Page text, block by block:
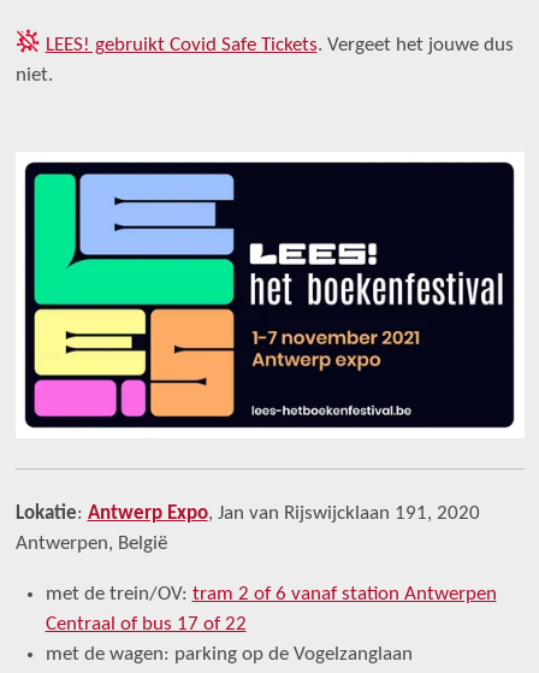
󱣢 LEES! gebruikt Covid Safe Tickets. Vergeet het jouwe dus
niet.
Lokatie: Antwerp Expo, Jan van Rijswijcklaan 191, 2020
Antwerpen, België
met de trein/OV: tram 2 of 6 vanaf station Antwerpen
Centraal of bus 17 of 22
met de wagen: parking op de Vogelzanglaan